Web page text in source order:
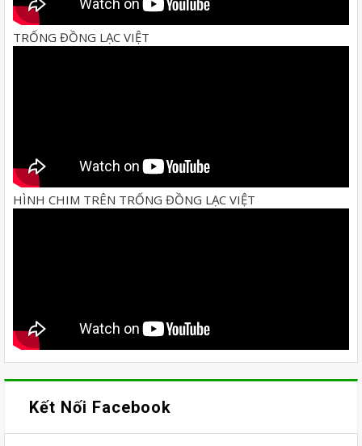
TRỐNG ĐỒNG LẠC VIỆT
HÌNH CHIM TRÊN TRỐNG ĐỒNG LẠC VIỆT
Kết Nối Facebook